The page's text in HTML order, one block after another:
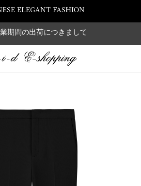
ELEGANT FASHION
期間の出荷につきまして